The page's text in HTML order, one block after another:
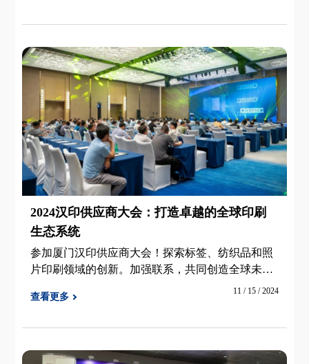
2024汉印供应商大会：打造卓越的全球印刷
生态系统
参加厦门汉印供应商大会！探索标签、纺织品和照
片印刷领域的创新。加强联系，共同创造全球未
查看更多
11 / 15 / 2024